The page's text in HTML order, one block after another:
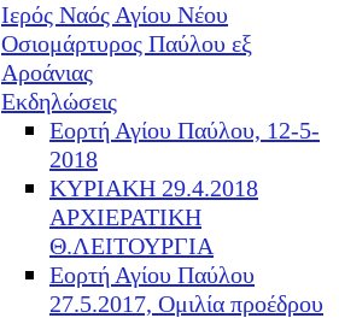
Ιερός Ναός Αγίου Νέου
Οσιομάρτυρος Παύλου εξ
Αροάνιας
Εκδηλώσεις
Εορτή Αγίου Παύλου, 12-5-
2018
ΚΥΡΙΑΚΗ 29.4.2018
ΑΡΧΙΕΡΑΤΙΚΗ
Θ.ΛΕΙΤΟΥΡΓΙΑ
Εορτή Αγίου Παύλου
27.5.2017, Ομιλία προέδρου